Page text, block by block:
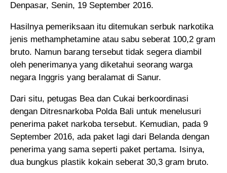
Denpasar, Senin, 19 September 2016.
Hasilnya pemeriksaan itu ditemukan serbuk narkotika
jenis methamphetamine atau sabu seberat 100,2 gram
bruto. Namun barang tersebut tidak segera diambil
oleh penerimanya yang diketahui seorang warga
negara Inggris yang beralamat di Sanur.
Dari situ, petugas Bea dan Cukai berkoordinasi
dengan Ditresnarkoba Polda Bali untuk menelusuri
penerima paket narkoba tersebut. Kemudian, pada 9
September 2016, ada paket lagi dari Belanda dengan
penerima yang sama seperti paket pertama. Isinya,
dua bungkus plastik kokain seberat 30,3 gram bruto.